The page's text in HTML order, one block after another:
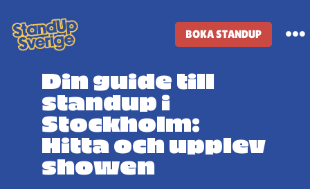
to
content
BOKA STANDUP
Standup-butik
Komiker
Lineup
Din guide till
standup i
Stockholm:
Hitta och upplev
showen